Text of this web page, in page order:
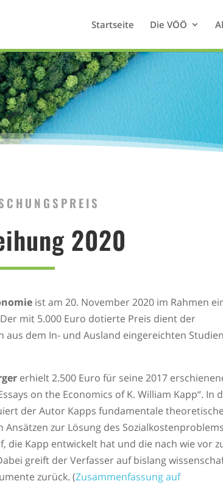
Startseite Die VÖÖ
2020
ist am 20. November 2020 im Rahmen
mit 5.000 Euro dotierte Preis dient der
dem In- und Ausland eingereichten Studien
erhielt 2.500 Euro für seine 2017
on the Economics of K. William Kapp“. In
der Autor Kapps fundamentale
zur Lösung des
die Kapp entwickelt hat und die nach wie vor
greift der Verfasser auf bislang
zurück. (Zusammenfassung auf